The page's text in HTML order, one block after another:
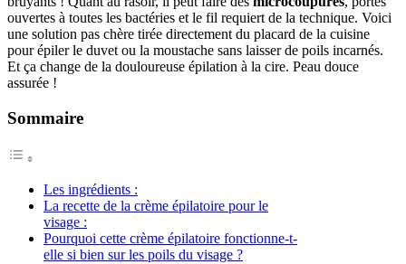
ouvertes à toutes les bactéries et le fil requiert de la technique. Voici
une solution pas chère tirée directement du placard de la cuisine
pour épiler le duvet ou la moustache sans laisser de poils incarnés.
Et ça change de la douloureuse épilation à la cire. Peau douce
assurée !
Sommaire
Les ingrédients :
La recette de la crème épilatoire pour le
visage :
Pourquoi cette crème épilatoire fonctionne-t-
elle si bien sur les poils du visage ?